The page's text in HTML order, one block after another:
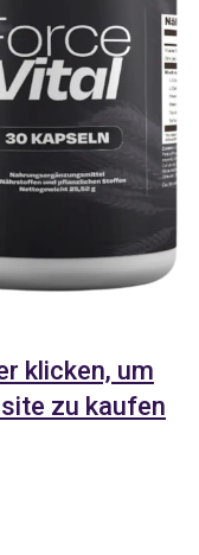
klicken, um
zu kaufen